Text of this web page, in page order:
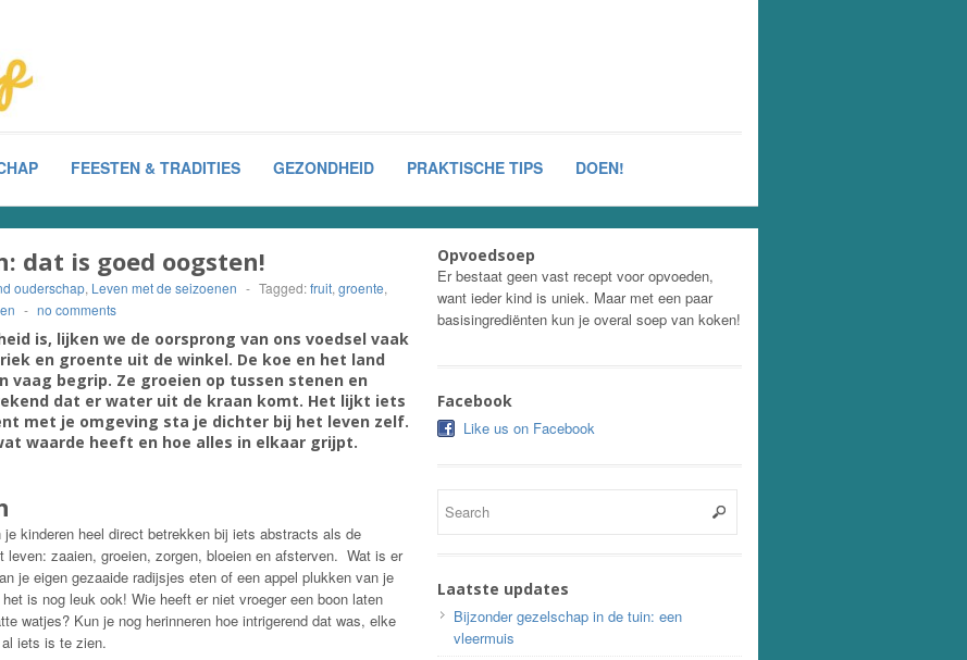
FEESTEN & TRADITIES GEZONDHEID PRAKTISCHE TIPS DOEN!
dat is goed oogsten!
ouderschap, Leven met de seizoenen - Tagged:fruit, groente,
- no comments
is, lijken we de oorsprong van ons voedsel vaak
en groente uit de winkel. De koe en het land
vaag begrip. Ze groeien op tussen stenen en
dat er water uit de kraan komt. Het lijkt iets
met je omgeving sta je dichter bij het leven zelf.
waarde heeft en hoe alles in elkaar grijpt.
je kinderen heel direct betrekken bij iets abstracts als de
leven: zaaien, groeien, zorgen, bloeien en afsterven. Wat is er
je eigen gezaaide radijsjes eten of een appel plukken van je
is nog leuk ook! Wie heeft er niet vroeger een boon laten
watjes? Kun je nog herinneren hoe intrigerend dat was, elke
iets is te zien.
Opvoedsoep
Er bestaat geen vast recept voor opvoeden,
want ieder kind is uniek. Maar met een paar
basisingrediënten kun je overal soep van koken!
Facebook
Like us on Facebook
Laatste updates
Bijzonder gezelschap in de tuin: een
vleermuis